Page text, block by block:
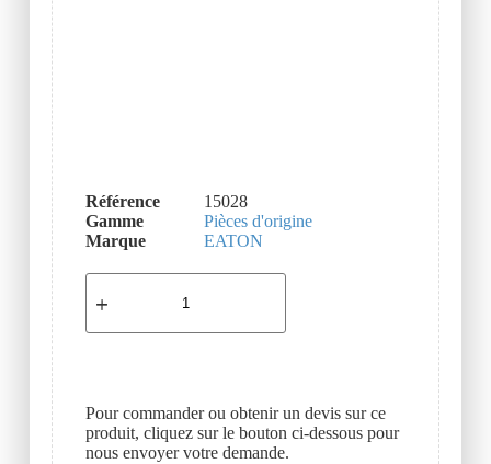
Référence
15028
Gamme
Pièces d'origine
Marque
EATON
Pour commander ou obtenir un devis sur ce
produit, cliquez sur le bouton ci-dessous pour
nous envoyer votre demande.